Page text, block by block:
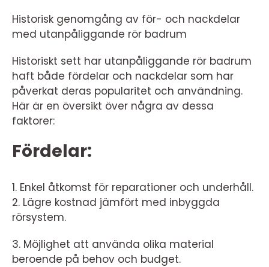
Historisk genomgång av för- och nackdelar
med utanpåliggande rör badrum
Historiskt sett har utanpåliggande rör badrum
haft både fördelar och nackdelar som har
påverkat deras popularitet och användning.
Här är en översikt över några av dessa
faktorer:
Fördelar:
1. Enkel åtkomst för reparationer och underhåll.
2. Lägre kostnad jämfört med inbyggda
rörsystem.
3. Möjlighet att använda olika material
beroende på behov och budget.